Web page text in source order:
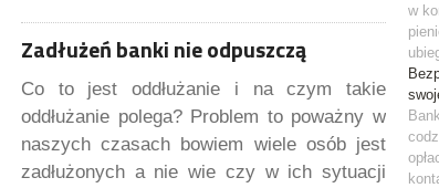
Zadłużeń banki nie odpuszczą
Co to jest oddłużanie i na czym takie
oddłużanie polega? Problem to poważny w
naszych czasach bowiem wiele osób jest
zadłużonych a nie wie czy w ich sytuacji
w